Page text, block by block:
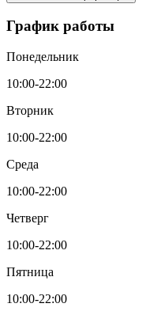
График работы
Понедельник
10:00-22:00
Вторник
10:00-22:00
Среда
10:00-22:00
Четверг
10:00-22:00
Пятница
10:00-22:00